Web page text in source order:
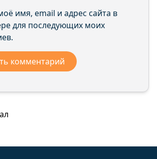
имя, email и адрес сайта в
для последующих моих